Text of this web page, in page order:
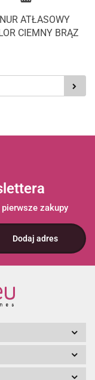
ATŁASOWY
CIEMNY BRĄZ
zakupy